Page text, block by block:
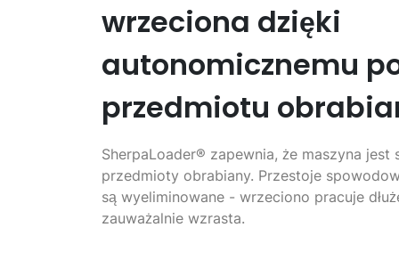
wrzeciona dzięki
autonomicznemu
przedmiotu
SherpaLoader® zapewnia, że maszyna
przedmioty obrabiany. Przestoje
są wyeliminowane - wrzeciono pracuje
zauważalnie wzrasta.